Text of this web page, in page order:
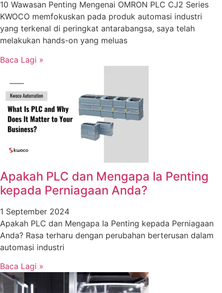
10 Wawasan Penting Mengenai OMRON PLC CJ2 Series
KWOCO memfokuskan pada produk automasi industri
yang terkenal di peringkat antarabangsa, saya telah
melakukan hands-on yang meluas
Baca Lagi »
Apakah PLC dan Mengapa Ia Penting
kepada Perniagaan Anda?
1 September 2024
Apakah PLC dan Mengapa Ia Penting kepada Perniagaan
Anda? Rasa terharu dengan perubahan berterusan dalam
automasi industri
Baca Lagi »